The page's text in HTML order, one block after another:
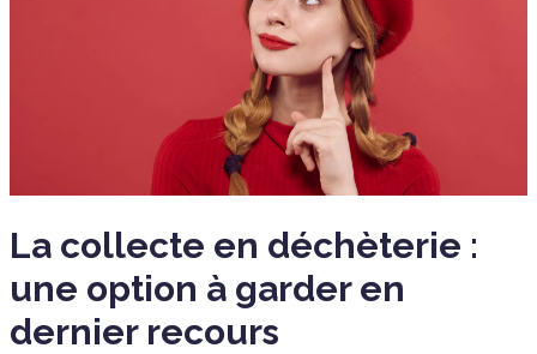
La collecte en déchèterie :
une option à garder en
dernier recours